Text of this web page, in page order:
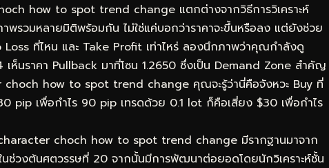
how to spot trend change แตกต่างจากวิธีการวิเคราะห์
พรวมหลายมิติพร้อมกัน ไม่ใช่แค่บอกว่าราคาจะขึ้นหรือลง แต่ยังช่วย
Loss ที่ไหน และ Take Profit เท่าไหร่ ลองนึกภาพว่าคุณกำลังดู
เห็นราคา Pullback มาที่โซน 1.2650 ซึ่งเป็น Demand Zone สำคัญ
how to spot trend change คุณจะรู้ว่านี่คือจังหวะ Buy ที่
pip เพื่อกำไร 90 pip เทรดด้วย 0.1 lot ก็คือเสี่ยง $30 เพื่อกำไร
choch how to spot trend change มีรากฐานมาจาก
วงต้นศตวรรษที่ 20 จากนั้นมีการพัฒนาต่อยอดโดยนักวิเคราะห์ชั้น